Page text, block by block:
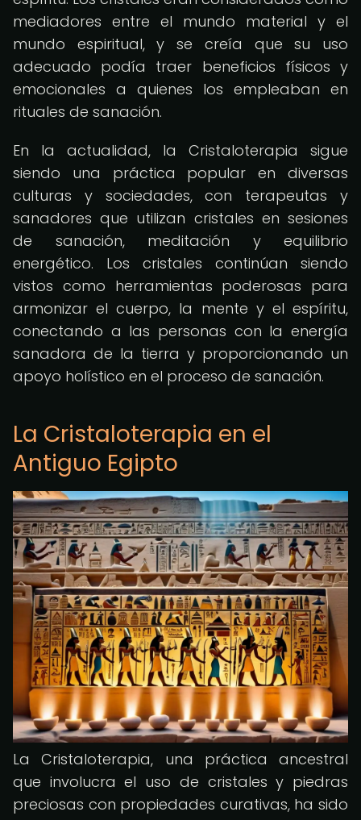
mediadores entre el mundo material y el
mundo espiritual, y se creía que su uso
adecuado podía traer beneficios físicos y
emocionales a quienes los empleaban en
rituales de sanación.
En la actualidad, la Cristaloterapia sigue
siendo una práctica popular en diversas
culturas y sociedades, con terapeutas y
sanadores que utilizan cristales en sesiones
de sanación, meditación y equilibrio
energético. Los cristales continúan siendo
vistos como herramientas poderosas para
armonizar el cuerpo, la mente y el espíritu,
conectando a las personas con la energía
sanadora de la tierra y proporcionando un
apoyo holístico en el proceso de sanación.
La Cristaloterapia en el
Antiguo Egipto
La Cristaloterapia, una práctica ancestral
que involucra el uso de cristales y piedras
preciosas con propiedades curativas, ha sido